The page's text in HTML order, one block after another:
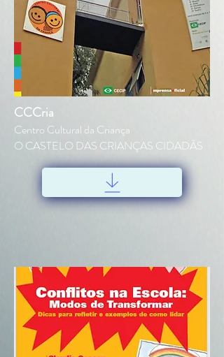
CCCria
Centro Cultural da Criança
O CASTELO DAS CRIANÇAS CIDADÃS